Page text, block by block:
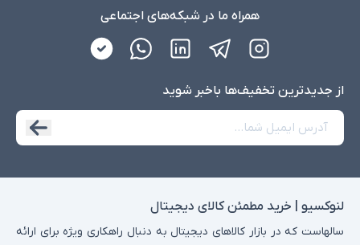
همراه ما در شبکه‌های اجتماعی
از جدید‌ترین تخفیف‌ها با‌خبر شوید
لنوکسیو | خرید مطمئن کالای دیجیتال
سالهاست که در بازار کالاهای دیجیتال به دنبال راهکاری ویژه برای ارائه